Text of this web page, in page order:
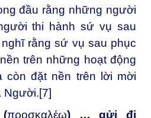
đầu rằng những người
thi hành sứ vụ sau
rằng sứ vụ sau phục
trên những hoạt động
còn đặt nền trên lời mời
Người.[7]
(προσκαλέω) … gửi đi